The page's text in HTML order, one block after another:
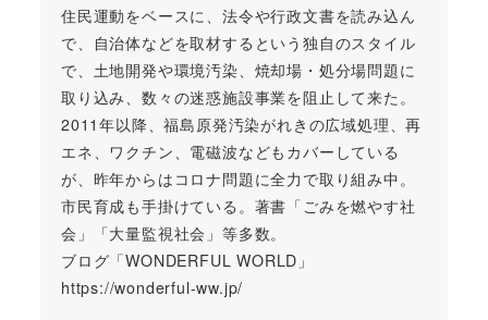
住民運動をベースに、法令や行政文書を読み込ん
で、自治体などを取材するという独自のスタイル
で、土地開発や環境汚染、焼却場・処分場問題に
取り込み、数々の迷惑施設事業を阻止して来た。
2011年以降、福島原発汚染がれきの広域処理、再
エネ、ワクチン、電磁波などもカバーしている
が、昨年からはコロナ問題に全力で取り組み中。
市民育成も手掛けている。著書「ごみを燃やす社
会」「大量監視社会」等多数。
ブログ「WONDERFUL WORLD」
https://wonderful-ww.jp/